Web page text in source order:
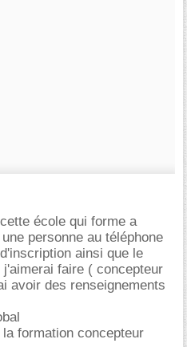
école qui forme a
personne au téléphone
ainsi que le
faire ( concepteur
avoir des renseignements
formation concepteur